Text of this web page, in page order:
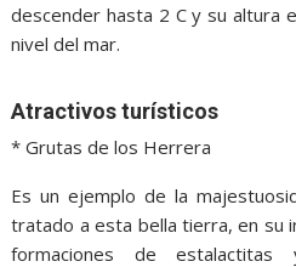
descender hasta 2 C y su altura
nivel del mar.
Atractivos turísticos
* Grutas de los Herrera
Es un ejemplo de la
tratado a esta bella tierra, en su
formaciones de